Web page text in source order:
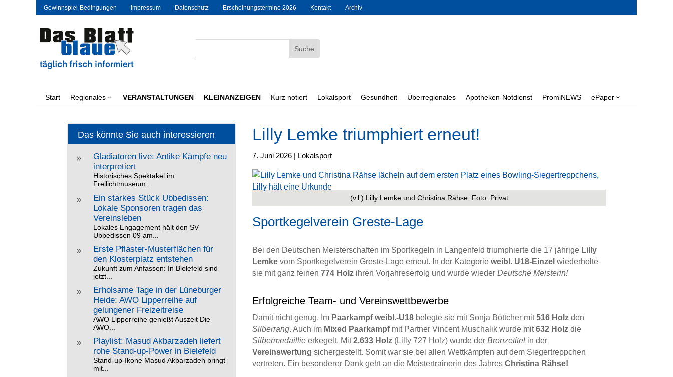
Gewinnspiel-Bedingungen Impressum Datenschutz Erscheinungstermine 2026 Kontakt Archiv
Start Regionales 3 VERANSTALTUNGEN KLEINANZEIGEN Kurz notiert Lokalsport Gesundheit Überregionales Apotheken-Notdienst PromiNEWS ePaper 3
Das könnte Sie auch interessieren
9
Gladiatoren live: Antike Kämpfe neu
interpretiert
Historisches Spektakel im
Freilichtmuseum...
9
Ein starkes Stück Ubbedissen:
Lokale Sponsoren tragen das
Vereinsleben
Lokales Engagement hält den SV
Ubbedissen 09 am...
9
Erste Pflaster-Musterflächen für
den Klosterplatz entstehen
Zukunft zum Anfassen: In Bielefeld sind
jetzt...
9
Erholsame Tage in der Lüneburger
Heide: AWO Lipperreihe auf
gelungener Freizeitreise
AWO Lipperreihe genießt Auszeit Die
AWO...
9
Playlist: Masud Akbarzadeh liefert
rohe Stand-up-Power in Bielefeld
Stand-up-Ikone Masud Akbarzadeh bringt
mit...
Lilly Lemke triumphiert erneut!
7. Juni 2026| Lokalsport
(v.l.) Lilly Lemke und Christina Rähse. Foto: Privat
Sportkegelverein Greste-Lage
Bei den Deutschen Meisterschaften im Sportkegeln in Langenfeld triumphierte die 17 jährige Lilly
Lemkevom Sportkegelverein Greste-Lage erneut. In der Kategorie weibl. U18-Einzel wiederholte
sie mit ganz feinen 774 Holzihren Vorjahreserfolg und wurde wieder Deutsche Meisterin!
Erfolgreiche Team- und Vereinswettbewerbe
Damit nicht genug. Im Paarkampf weibl.-U18belegte sie mit Sonja Böttcher mit516 Holzden
Silberrang. Auch im Mixed Paarkampfmit Partner Vincent Muschalik wurde mit632 Holzdie
Silbermedaillieerkegelt. Mit2.633 Holz(Lilly 727 Holz) wurde der Bronzetitelin der
Vereinswertung sichergestellt. Somit war sie bei allen Wettkämpfen auf dem Siegertreppchen
vertreten. Ein besonderer Dank geht an die Meistertrainerin des Jahres Christina Rähse!